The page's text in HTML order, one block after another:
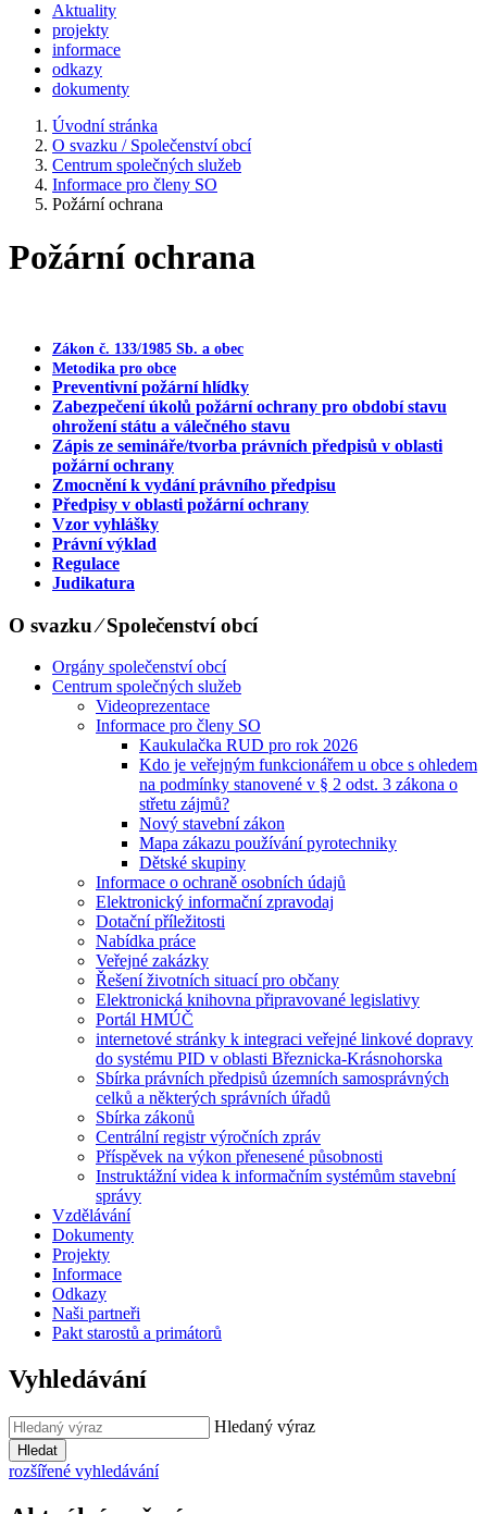
Aktuality
projekty
informace
odkazy
dokumenty
Úvodní stránka
O svazku / Společenství obcí
Centrum společných služeb
Informace pro členy SO
Požární ochrana
Požární ochrana
Zákon č. 133/1985 Sb. a obec
Metodika pro obce
Preventivní požární hlídky
Zabezpečení úkolů požární ochrany pro období stavu
ohrožení státu a válečného stavu
Zápis ze semináře/tvorba právních předpisů v oblasti
požární ochrany
Zmocnění k vydání právního předpisu
Předpisy v oblasti požární ochrany
Vzor vyhlášky
Právní výklad
Regulace
Judikatura
O svazku ⁄ Společenství obcí
Orgány společenství obcí
Centrum společných služeb
Videoprezentace
Informace pro členy SO
Kaukulačka RUD pro rok 2026
Kdo je veřejným funkcionářem u obce s ohledem
na podmínky stanovené v § 2 odst. 3 zákona o
střetu zájmů?
Nový stavební zákon
Mapa zákazu používání pyrotechniky
Dětské skupiny
Informace o ochraně osobních údajů
Elektronický informační zpravodaj
Dotační příležitosti
Nabídka práce
Veřejné zakázky
Řešení životních situací pro občany
Elektronická knihovna připravované legislativy
Portál HMÚČ
internetové stránky k integraci veřejné linkové dopravy
do systému PID v oblasti Březnicka-Krásnohorska
Sbírka právních předpisů územních samosprávných
celků a některých správních úřadů
Sbírka zákonů
Centrální registr výročních zpráv
Příspěvek na výkon přenesené působnosti
Instruktážní videa k informačním systémům stavební
správy
Vzdělávání
Dokumenty
Projekty
Informace
Odkazy
Naši partneři
Pakt starostů a primátorů
Vyhledávání
Hledaný výraz
Hledat
rozšířené vyhledávání